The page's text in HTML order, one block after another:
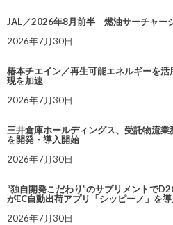
JAL／2026年8月前半 燃油サーチャー
2026年7月30日
椿本チエイン／再生可能エネルギーを
現を加速
2026年7月30日
三井倉庫ホールディングス、受託物流業
を開発・導入開始
2026年7月30日
“独自開発こだわり”のサプリメントで
がEC自動出荷アプリ「シッピーノ」を導
2026年7月30日